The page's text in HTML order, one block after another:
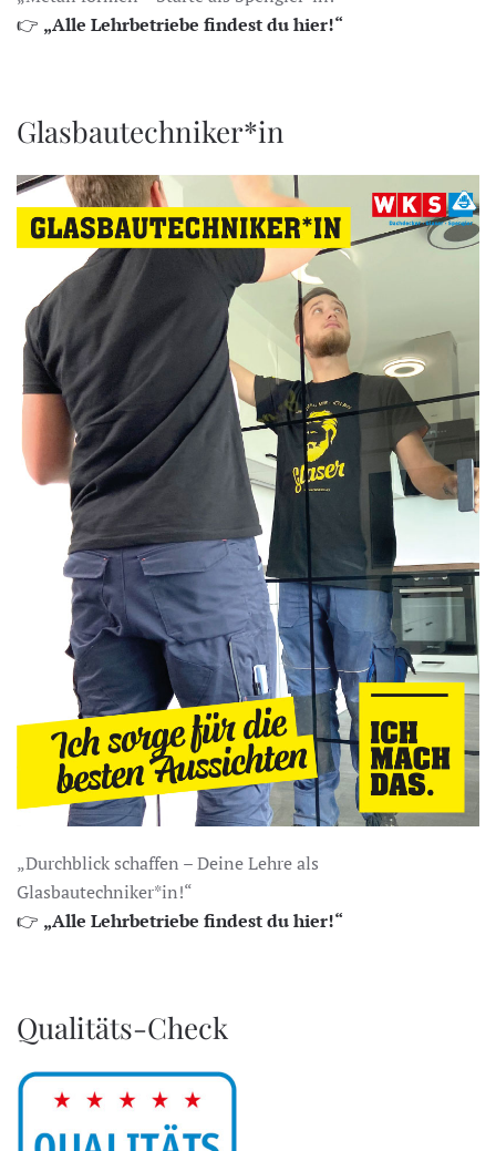
👉 „Alle Lehrbetriebe findest du hier!“
Glasbautechniker*in
„Durchblick schaffen – Deine Lehre als
Glasbautechniker*in!“
👉 „Alle Lehrbetriebe findest du hier!“
Qualitäts-Check